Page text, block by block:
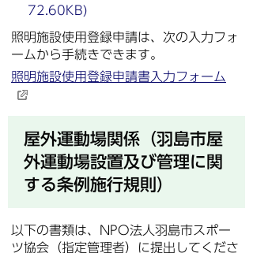
72.60KB)
照明施設使用登録申請は、次の入力フォ
ームから手続きできます。
照明施設使用登録申請書入力フォーム
屋外運動場関係（羽島市屋
外運動場設置及び管理に関
する条例施行規則）
以下の書類は、NPO法人羽島市スポー
ツ協会（指定管理者）に提出してくださ